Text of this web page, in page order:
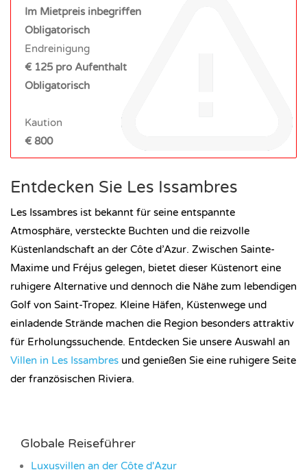
Im Mietpreis inbegriffen
Obligatorisch
Endreinigung
€ 125 pro Aufenthalt
Obligatorisch
Kaution
€ 800
Entdecken Sie Les Issambres
Les Issambres ist bekannt für seine entspannte
Atmosphäre, versteckte Buchten und die reizvolle
Küstenlandschaft an der Côte d’Azur. Zwischen Sainte-
Maxime und Fréjus gelegen, bietet dieser Küstenort eine
ruhigere Alternative und dennoch die Nähe zum lebendigen
Golf von Saint-Tropez. Kleine Häfen, Küstenwege und
einladende Strände machen die Region besonders attraktiv
für Erholungssuchende. Entdecken Sie unsere Auswahl an
Villen in Les Issambres und genießen Sie eine ruhigere Seite
der französischen Riviera.
Globale Reiseführer
Luxusvillen an der Côte d'Azur